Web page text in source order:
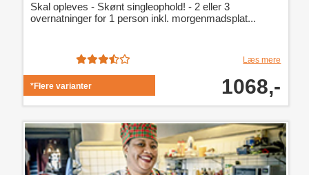
Skal opleves - Skønt singleophold! - 2 eller 3
overnatninger for 1 person inkl. morgenmadsplat...
Læs mere
*Flere varianter 1068,-